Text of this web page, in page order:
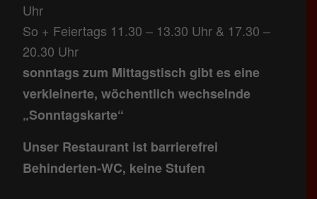
Uhr
So + Feiertags 11.30 – 13.30 Uhr & 17.30 –
20.30 Uhr
sonntags zum Mittagstisch gibt es eine
verkleinerte, wöchentlich wechselnde
„Sonntagskarte“
Unser Restaurant ist barrierefrei
Behinderten-WC, keine Stufen